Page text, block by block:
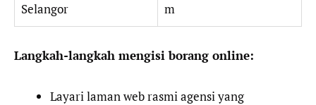
Selangor
m
Langkah-langkah mengisi borang online:
Layari laman web rasmi agensi yang